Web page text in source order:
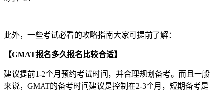
此外，一些考试必看的攻略指南大家可提前了解：
【GMAT报名多久报名比较合适】
建议提前1-2个月预约考试时间，并合理规划备考。而且一般
来说，GMAT的备考时间建议是控制在2-3个月，短期备考是